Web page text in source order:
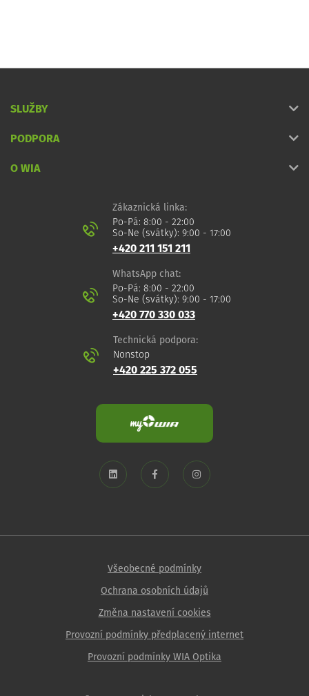
SLUŽBY
PODPORA
O WIA
Zákaznická linka:
Po-Pá: 8:00 - 22:00
So-Ne (svátky): 9:00 - 17:00
+420 211 151 211
WhatsApp chat:
Po-Pá: 8:00 - 22:00
So-Ne (svátky): 9:00 - 17:00
+420 770 330 033
Technická podpora:
Nonstop
+420 225 372 055
Všeobecné podmínky
Ochrana osobních údajů
Změna nastavení cookies
Provozní podmínky předplacený internet
Provozní podmínky WIA Optika